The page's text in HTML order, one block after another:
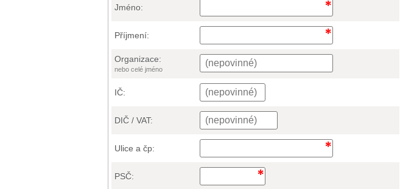
Jméno:
Příjmení:
Organizace:
nebo celé jméno
IČ:
DIČ / VAT:
Ulice a čp:
PSČ: